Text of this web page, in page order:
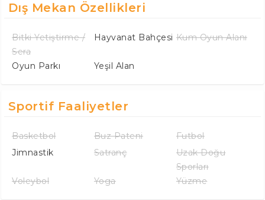
Dış Mekan Özellikleri
Bitki Yetiştirme /
Sera
Hayvanat Bahçesi Kum Oyun Alanı
Oyun Parkı Yeşil Alan
Sportif Faaliyetler
Basketbol Buz Pateni
Futbol
Jimnastik
Satranç
Uzak Doğu
Sporları
Voleybol
Yoga Yüzme